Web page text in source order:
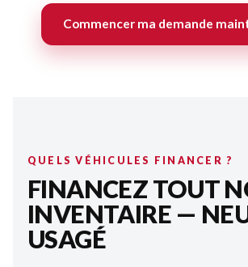
Commencer ma demande
QUELS VÉHICULES FINANCER ?
FINANCEZ TOUT
INVENTAIRE —
USAGÉ